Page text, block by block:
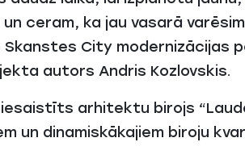
ceram, ka jau vasarā
City modernizācijas
autors Andris Kozlovskis.
arhitektu birojs
un dinamiskākajiem biroju